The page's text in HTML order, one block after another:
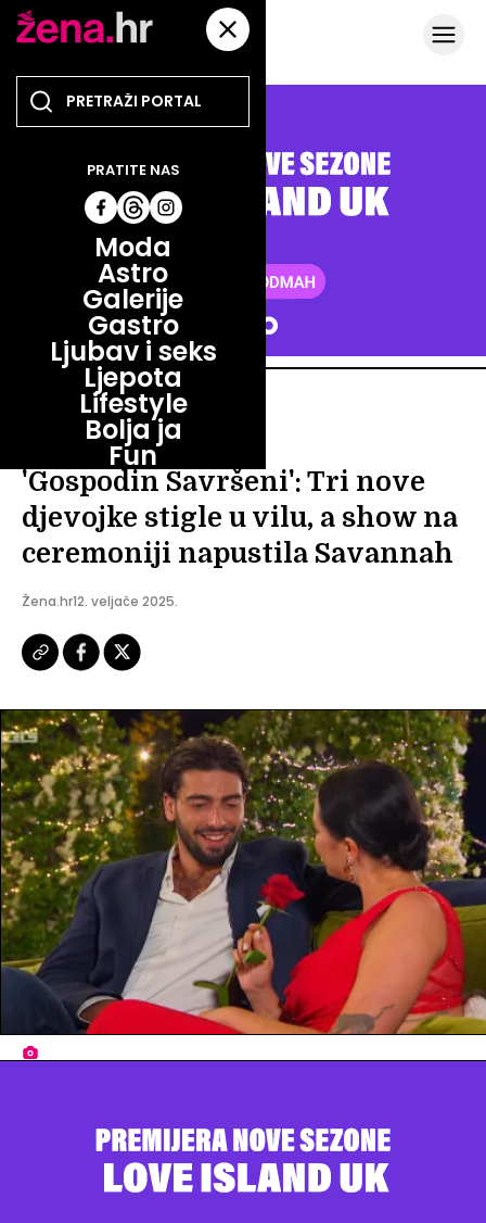
Moda
Astro
Galerije
Gastro
Ljubav i seks
Ljepota
Lifestyle
Bolja ja
Fun
PRATITE NAS
LIFESTYLE
NOVA EPIZODA
'Gospodin Savršeni': Tri nove
djevojke stigle u vilu, a show na
ceremoniji napustila Savannah
Žena.hr12. veljače 2025.